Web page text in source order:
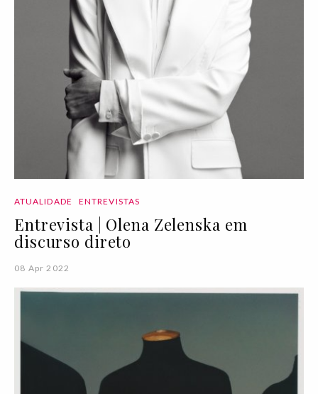
ATUALIDADE ENTREVISTAS
Entrevista | Olena Zelenska em
discurso direto
08 Apr 2022